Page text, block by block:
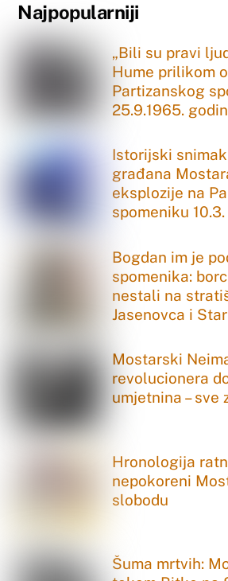
Najpopularniji
„Bili su pravi
Hume prilikom
Partizanskog
25.9.1965.
Istorijski
građana
eksplozije na
spomeniku
Bogdan im je
spomenika:
nestali na
Jasenovca i
Mostarski
revolucionera
umjetnina – sve
Hronologija
nepokoreni
slobodu
Šuma mrtvih: